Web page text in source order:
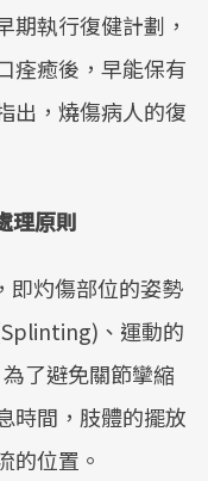
期執行復健計劃，
痊癒後，早能保有
出，燒傷病人的復
理原則
即灼傷部位的姿勢
、運動的
了避免關節攣縮
時間，肢體的擺放
的位置。